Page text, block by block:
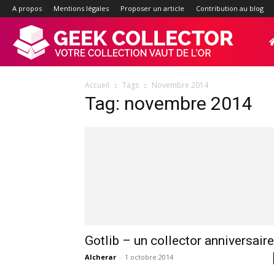
A propos Mentions légales Proposer un article Contribution au blog
d'actualités
Accueil Tags Novembre 2014
Tag: novembre 2014
Gotlib – un collector anniversaire
Alcherar - 1 octobre 2014